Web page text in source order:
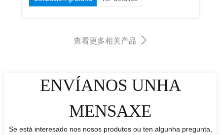
emulsión podería formar os grandes flocos a través
查看更多相关产品
ENVÍANOS UNHA
MENSAXE
Se está interesado nos nosos produtos ou ten algunha pregunta,